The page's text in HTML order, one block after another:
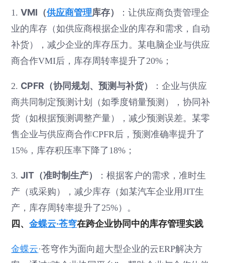
1.VMI（供应商管理库存）
：让供应商负责管理企
业的库存（如供应商根据企业的库存和需求，自动
补货），减少企业的库存压力。某电脑企业与供应
商合作VMI后，库存周转率提升了20%；
2. CPFR（协同规划、预测与补货）
：企业与供应
商共同制定预测计划（如季度销量预测），协同补
货（如根据预测调整产量），减少预测误差。某零
售企业与供应商合作CPFR后，预测准确率提升了
15%，库存积压率下降了18%；
3.JIT（准时制生产）
：根据客户的需求，准时生
产（或采购），减少库存（如某汽车企业用JIT生
产，库存周转率提升了25%）。
四、金蝶云·苍穹在跨企业协同中的库存管理实践
金蝶云·苍穹作为面向超大型企业的云ERP解决方